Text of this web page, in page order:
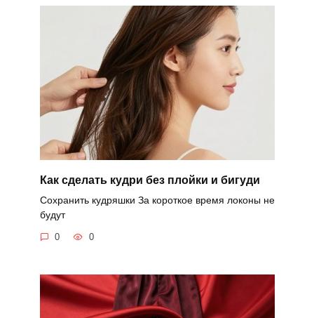
Как сделать кудри без плойки и бигуди
Сохранить кудряшки За короткое время локоны не
будут
0 0